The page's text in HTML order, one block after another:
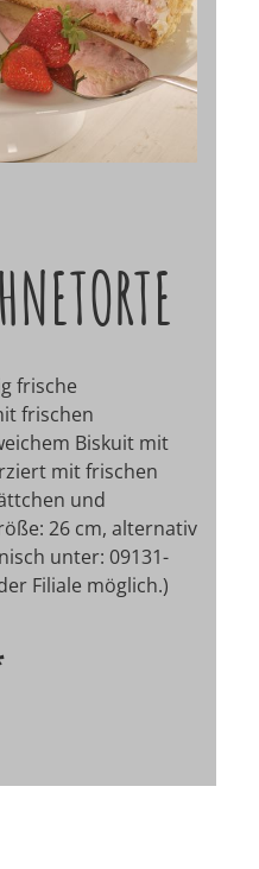
frische
frischen
Biskuit mit
mit frischen
und
26 cm, alternativ
unter: 09131-
Filiale möglich.)